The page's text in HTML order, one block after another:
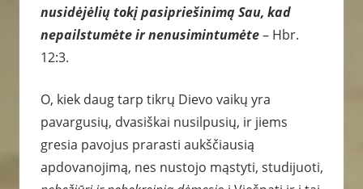
nusidėjėlių tokį pasipriešinimą Sau, kad
nepailstumėte ir nenusimintumėte– Hbr.
12:3.
O, kiek daug tarp tikrų Dievo vaikų yra
pavargusių, dvasiškai nusilpusių, ir jiems
gresia pavojus prarasti aukščiausią
apdovanojimą, nes nustojo mąstyti, studijuoti,